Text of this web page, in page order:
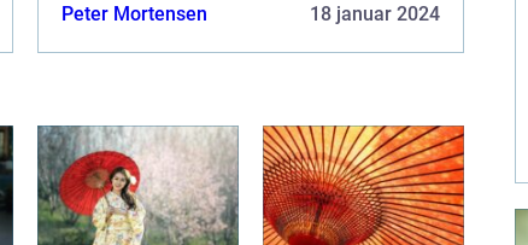
Peter Mortensen 18 januar 2024